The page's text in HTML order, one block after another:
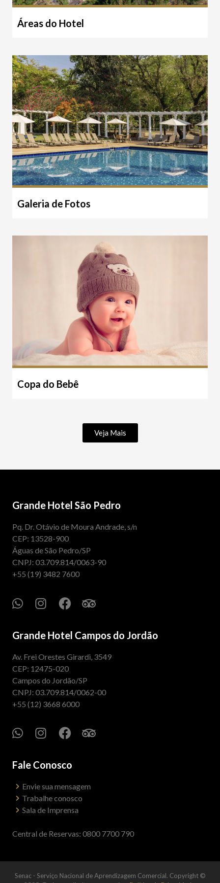
Áreas do Hotel
Galeria de Fotos
Copa do Bebê
Veja Mais
Grande Hotel São Pedro
Pq. Dr. Otávio de Moura Andrade, s/n
CEP: 13528-900
Águas de São Pedro/SP
CNPJ: 03.709.814/0063-90
+55 (19) 3482 7600
Grande Hotel Campos do Jordão
Av. Frei Orestes Girardi, 3549
CEP: 12475-020
Campos do Jordão/SP
CNPJ: 03.709.814/0062-00
+55 (12) 3668 6000
Fale Conosco
Envie sua mensagem
Trabalhe conosco
Sala de Imprensa
Central de Reservas: 0800 7700 790
Senac - Serviço Nacional de Aprendizagem Comercial. Copyright ©